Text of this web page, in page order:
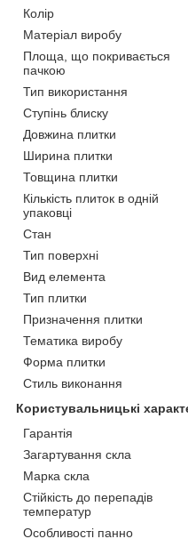
Колір
Матеріал виробу
Площа, що покривається
пачкою
Тип використання
Ступінь блиску
Довжина плитки
Ширина плитки
Товщина плитки
Кількість плиток в одній
упаковці
Стан
Тип поверхні
Вид елемента
Тип плитки
Призначення плитки
Тематика виробу
Форма плитки
Стиль виконання
Користувальницькі
Гарантія
Загартування скла
Марка скла
Стійкість до перепадів
температур
Особливості панно